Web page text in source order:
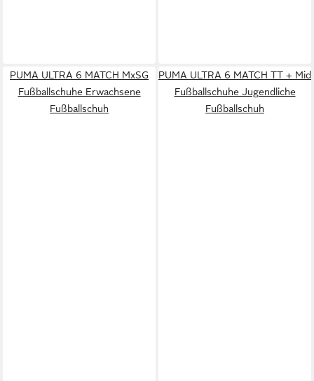
PUMA ULTRA 6 MATCH MxSG
Fußballschuhe Erwachsene
Fußballschuh
PUMA ULTRA 6 MATCH TT + Mid
Fußballschuhe Jugendliche
Fußballschuh